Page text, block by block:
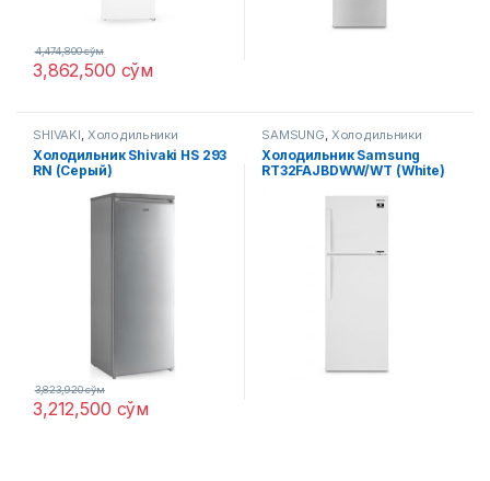
3,862,500 сўм
4,474,800сўм
SHIVAKI, Холодильники
Холодильник Shivaki HS 293
RN (Серый)
3,212,500 сўм
3,823,920сўм
SAMSUNG, Холодильники
Xолодильник Samsung
RT32FAJBDWW/WT (White)